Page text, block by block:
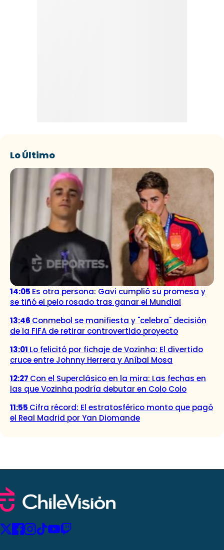
Lo Último
14:05 Es otra persona: Gavi cumplió su promesa y
se tiñó el pelo rosado tras ganar el Mundial
13:46 Conmebol se manifiesta y "celebra" decisión
de la FIFA de retirar controvertido proyecto
13:01 Lo felicitó por fichaje de Vozinha: El divertido
cruce entre Johnny Herrera y Aníbal Mosa
12:27 Con el Superclásico en la mira: Las fechas en
las que Vozinha podría debutar en Colo Colo
11:55 Cifra récord: El estratosférico monto que pagó
el Real Madrid por Yan Diomande